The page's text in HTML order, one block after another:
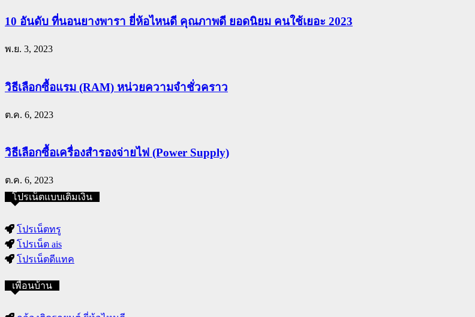
10 อันดับ ที่นอนยางพารา ยี่ห้อไหนดี คุณภาพดี ยอดนิยม คนใช้เยอะ 2023
พ.ย. 3, 2023
วิธีเลือกซื้อแรม (RAM) หน่วยความจำชั่วคราว
ต.ค. 6, 2023
วิธีเลือกซื้อเครื่องสำรองจ่ายไฟ (Power Supply)
ต.ค. 6, 2023
โปรเน็ตแบบเติมเงิน
โปรเน็ตทรู
โปรเน็ต ais
โปรเน็ตดีแทค
เพื่อนบ้าน